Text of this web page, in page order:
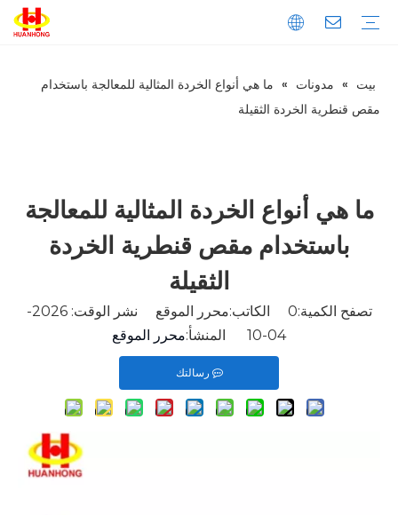
بيت » مدونات » ما هي أنواع الخردة المثالية للمعالجة باستخدام
مقص قنطرية الخردة الثقيلة
ما هي أنواع الخردة المثالية للمعالجة
باستخدام مقص قنطرية الخردة
الثقيلة
تصفح الكمية:0
الكاتب:محرر الموقع نشر الوقت: 2026-
04-10 المنشأ:
محرر الموقع
رسالتك